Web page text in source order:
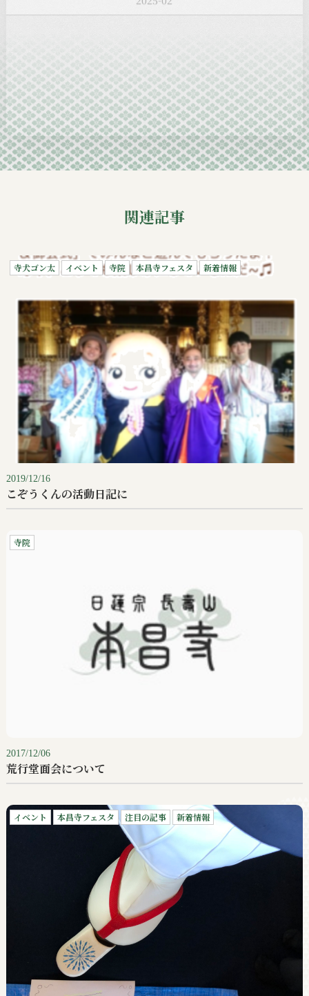
2025-01
2024-10
2024-09
関連記事
寺犬ゴン太 イベント 寺院 本昌寺フェスタ 新着情報
2019/12/16
こぞうくんの活動日記に
寺院
2017/12/06
荒行堂面会について
イベント 本昌寺フェスタ 注目の記事 新着情報